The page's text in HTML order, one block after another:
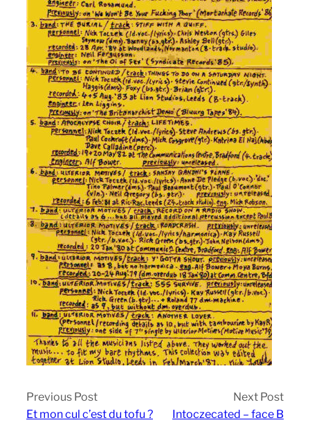
Previous Post
Et mon cul c’est du tofu ?
Next Post
Intoczecated – face B